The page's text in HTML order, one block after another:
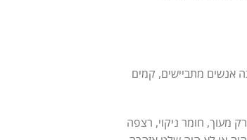
אנשים מתביישים, קמים
מעוך, חומר ניקוי, רצפה